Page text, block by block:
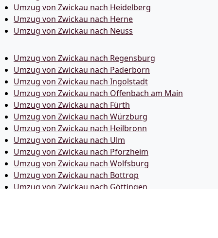
Umzug von Zwickau nach Heidelberg
Umzug von Zwickau nach Herne
Umzug von Zwickau nach Neuss
Umzug von Zwickau nach Regensburg
Umzug von Zwickau nach Paderborn
Umzug von Zwickau nach Ingolstadt
Umzug von Zwickau nach Offenbach am Main
Umzug von Zwickau nach Fürth
Umzug von Zwickau nach Würzburg
Umzug von Zwickau nach Heilbronn
Umzug von Zwickau nach Ulm
Umzug von Zwickau nach Pforzheim
Umzug von Zwickau nach Wolfsburg
Umzug von Zwickau nach Bottrop
Umzug von Zwickau nach Göttingen